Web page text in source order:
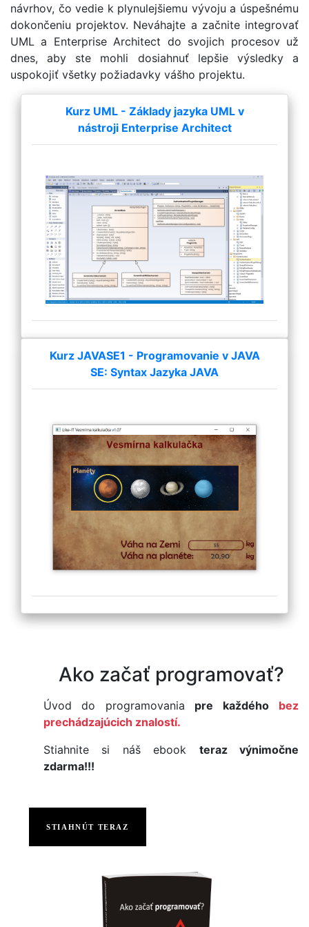
návrhov, čo vedie k plynulejšiemu vývoju a úspešnému
dokončeniu projektov. Neváhajte a začnite integrovať
UML a Enterprise Architect do svojich procesov už
dnes, aby ste mohli dosiahnuť lepšie výsledky a
uspokojiť všetky požiadavky vášho projektu.
Kurz UML - Základy jazyka UML v
nástroji Enterprise Architect
Kurz JAVASE1 - Programovanie v JAVA
SE: Syntax Jazyka JAVA
Ako začať programovať?
Úvod do programovania pre každého
bez
prechádzajúcich znalostí.
Stiahnite si náš ebook teraz výnimočne
zdarma!!!
STIAHNÚT TERAZ